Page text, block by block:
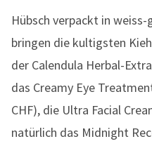
Hübsch verpackt in
bringen die kultigsten
der Calendula Herbal-
das Creamy Eye
CHF), die Ultra Facial
natürlich das Midnight